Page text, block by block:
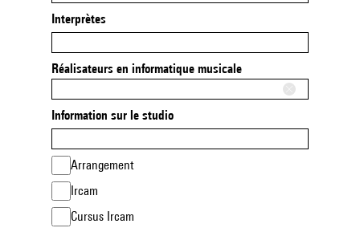
Interprètes
Réalisateurs en informatique musicale
Information sur le studio
Arrangement
Ircam
Cursus Ircam